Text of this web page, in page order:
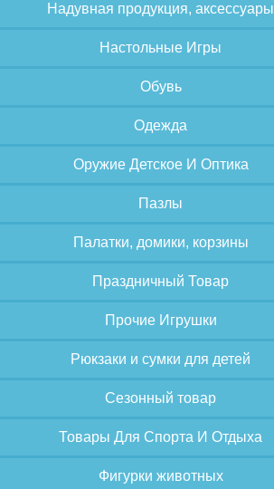
Надувная продукция, аксессуары
Настольные Игры
Обувь
Одежда
Оружие Детское И Оптика
Пазлы
Палатки, домики, корзины
Праздничный Товар
Прочие Игрушки
Рюкзаки и сумки для детей
Сезонный товар
Товары Для Спорта И Отдыха
Фигурки животных